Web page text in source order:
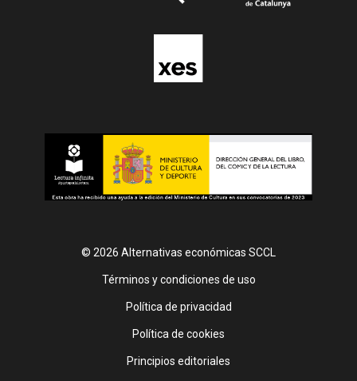
© 2026 Alternativas económicas SCCL
Footer
Términos y condiciones de uso
Política de privacidad
Política de cookies
Principios editoriales